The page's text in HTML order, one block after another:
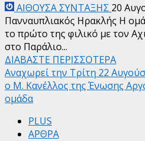
ΑΙΘΟΥΣΑ ΣΥΝΤΑΞΗΣ 20
Πανναυπλιακός Ηρακλής Η
το πρώτο της φιλικό με τον
στο Παράλιο...
ΔΙΑΒΑΣΤΕ ΠΕΡΙΣΣΟΤΕΡΑ
Αναχωρεί την Τρίτη 22
ο Μ. Κανέλλος της Ένωσης
ομάδα
PLUS
ΑΡΘΡΑ